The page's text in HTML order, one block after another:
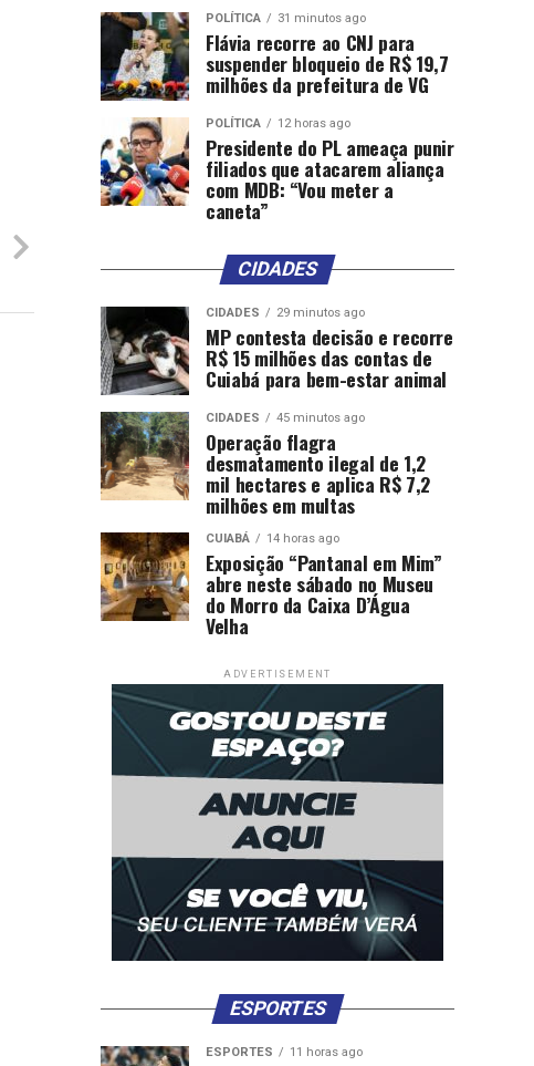
POLÍTICA 31 minutos ago
Flávia recorre ao CNJ para
suspender bloqueio de R$ 19,7
milhões da prefeitura de VG
POLÍTICA 12 horas ago
Presidente do PL ameaça punir
filiados que atacarem aliança
com MDB: “Vou meter a
caneta”
CIDADES
CIDADES 29 minutos ago
MP contesta decisão e recorre
R$ 15 milhões das contas de
Cuiabá para bem-estar animal
CIDADES 45 minutos ago
Operação flagra
desmatamento ilegal de 1,2
mil hectares e aplica R$ 7,2
milhões em multas
CUIABÁ 14 horas ago
Exposição “Pantanal em Mim”
abre neste sábado no Museu
do Morro da Caixa D’Água
Velha
ADVERTISEMENT
ESPORTES
ESPORTES 11 horas ago